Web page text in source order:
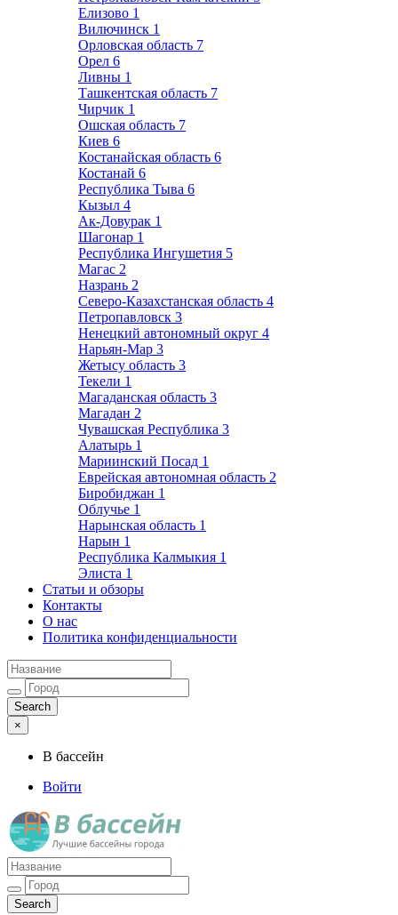
Елизово 1
Вилючинск 1
Орловская область 7
Орел 6
Ливны 1
Ташкентская область 7
Чирчик 1
Ошская область 7
Киев 6
Костанайская область 6
Костанай 6
Республика Тыва 6
Кызыл 4
Ак-Довурак 1
Шагонар 1
Республика Ингушетия 5
Магас 2
Назрань 2
Северо-Казахстанская область 4
Петропавловск 3
Ненецкий автономный округ 4
Нарьян-Мар 3
Жетысу область 3
Текели 1
Магаданская область 3
Магадан 2
Чувашская Республика 3
Алатырь 1
Мариинский Посад 1
Еврейская автономная область 2
Биробиджан 1
Облучье 1
Нарынская область 1
Нарын 1
Республика Калмыкия 1
Элиста 1
Статьи и обзоры
Контакты
О нас
Политика конфиденциальности
×
В бассейн
Войти
Лучшие бассейны города